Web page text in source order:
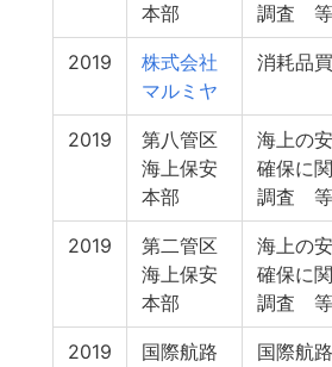
本部
調査 等
2019
株式会社
マルミヤ
消耗品
2019
第八管区
海上保安
本部
海上の
確保に
調査 等
2019
第二管区
海上保安
本部
海上の
確保に
調査 等
2019
国際航路
国際航